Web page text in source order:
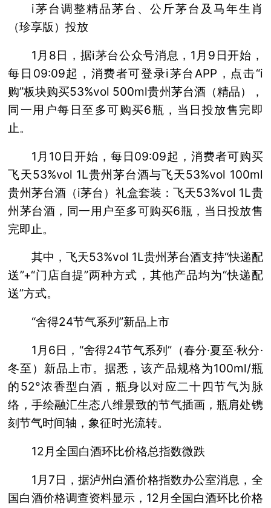
i茅台调整精品茅台、公斤茅台及马年生肖
（珍享版）投放
1月8日，据i茅台公众号消息，1月9日开始，
每日09:09起，消费者可登录i茅台APP，点击“i
购”板块购买53%vol 500ml贵州茅台酒（精品），
同一用户每日至多可购买6瓶，当日投放售完即
止。
1月10日开始，每日09:09起，消费者可购买
飞天53%vol 1L贵州茅台酒与飞天53%vol 100ml
贵州茅台酒（i茅台）礼盒套装：飞天53%vol 1L贵
州茅台酒，同一用户至多可购买6瓶，当日投放售
完即止。
其中，飞天53%vol 1L贵州茅台酒支持“快递配
送”+“门店自提”两种方式，其他产品均为“快递配
送”方式。
“舍得24节气系列”新品上市
1月6日，“舍得24节气系列”（春分·夏至·秋分·
冬至）新品上市。据悉，该产品规格为100ml/瓶
的52°浓香型白酒，瓶身以对应二十四节气为脉
络，手绘融汇生态八维景致的节气插画，瓶肩处镌
刻节气时间轴，象征时光流转。
12月全国白酒环比价格总指数微跌
1月7日，据泸州白酒价格指数办公室消息，全
国白酒价格调查资料显示，12月全国白酒环比价格